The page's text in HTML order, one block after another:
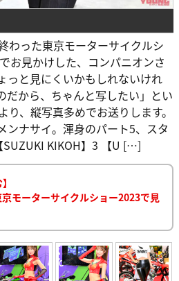
わった東京モーターサイクルシ
お見かけした、コンパニオンさ
っと見にくいかもしれないけれ
だから、ちゃんと写したい」とい
り、縦写真多めでお送りします。
ンナサイ。渾身のパート5、スタ
SUZUKI KIKOH】3 【U […]
モーターサイクルショー2023で見